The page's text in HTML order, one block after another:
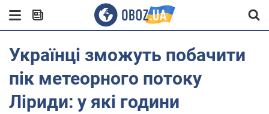
Українці зможуть побачити
пік метеорного потоку
Ліриди: у які години